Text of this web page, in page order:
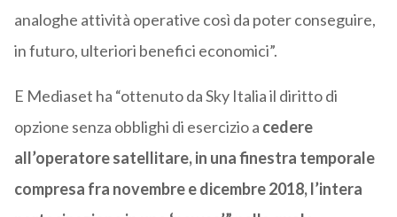
analoghe attività operative così da poter conseguire,
in futuro, ulteriori benefici economici”.
E Mediaset ha “ottenuto da Sky Italia il diritto di
opzione senza obblighi di esercizio a cedere
all’operatore satellitare, in una finestra temporale
compresa fra novembre e dicembre 2018, l’intera